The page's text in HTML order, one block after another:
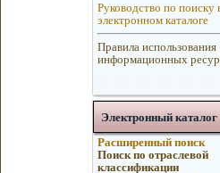
Руководство по поиску
электронном каталоге
Правила использования
информационных
Электронный каталог
Расширенный поиск
Поиск по отраслевой
классификации